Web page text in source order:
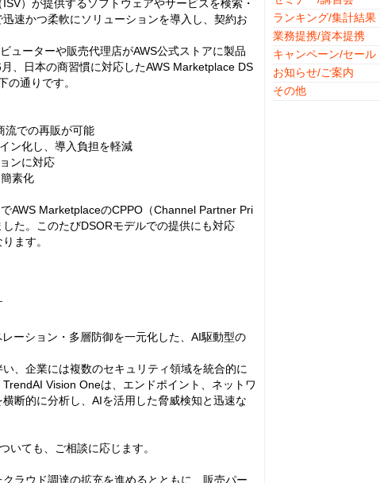
）が提供するソフトウェアやサービスを検索・
速かつ柔軟にソリューションを導入し、契約お
ューターや販売代理店がAWS公式ストアに製品
、日本の商習慣に対応したAWS Marketplace DS
の通りです。
流での再販が可能
ン化し、導入負担を軽減
ンに対応
素化
AWS MarketplaceのCPPO（Channel Partner Pri
た。このたびDSORモデルでの提供にも対応
ます。
ーション・多層防御を一元化した、AI駆動型の
、企業には複数のセキュリティ領域を統合的に
Vision Oneは、エンドポイント、ネットワ
断的に分析し、AIを活用した脅威検知と迅速な
ても、ご相談に応じます。
ラウド調達の拡充を進めるとともに、販売パー
ランキング/集計結果
業務提携/資本提携
キャンペーン/セール
お知らせ/ご案内
その他